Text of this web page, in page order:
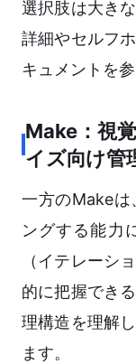
選択肢は大き
詳細やセルフ
キュメントを
Make：視
イズ向け管
一方のMakeは
ングする能力
（イテレーシ
的に把握でき
理構造を理解
ます。